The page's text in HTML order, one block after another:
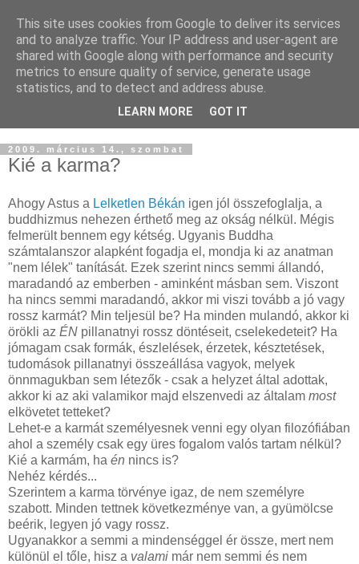
Buddhapest
Hétköznapi buddhizmus
2009. március 14., szombat
Kié a karma?
Ahogy Astus a Lelketlen Békán igen jól összefoglalja, a
buddhizmus nehezen érthető meg az okság nélkül. Mégis
felmerült bennem egy kétség. Ugyanis Buddha
számtalanszor alapként fogadja el, mondja ki az anatman
"nem lélek" tanítását. Ezek szerint nincs semmi állandó,
maradandó az emberben - aminként másban sem. Viszont
ha nincs semmi maradandó, akkor mi viszi tovább a jó vagy
rossz karmát? Min teljesül be? Ha minden mulandó, akkor ki
örökli az ÉN pillanatnyi rossz döntéseit, cselekedeteit? Ha
jómagam csak formák, észlelések, érzetek, késztetések,
tudomások pillanatnyi összeállása vagyok, melyek
önnmagukban sem létezők - csak a helyzet által adottak,
akkor ki az aki valamikor majd elszenvedi az általam most
elkövetet tetteket?
Lehet-e a karmát személyesnek venni egy olyan filozófiában
ahol a személy csak egy üres fogalom valós tartam nélkül?
Kié a karmám, ha én nincs is?
Nehéz kérdés...
Szerintem a karma törvénye igaz, de nem személyre
szabott. Minden tettnek következménye van, a gyümölcse
beérik, legyen jó vagy rossz.
Ugyanakkor a semmi a mindenséggel ér össze, mert nem
különül el tőle, hisz a valami már nem semmi és nem
This site uses cookies from Google to deliver its services
and to analyze traffic. Your IP address and user-agent are
shared with Google along with performance and security
metrics to ensure quality of service, generate usage
statistics, and to detect and address abuse.
LEARN MORE GOT IT